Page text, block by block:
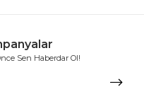
Sen Haberdar Ol!